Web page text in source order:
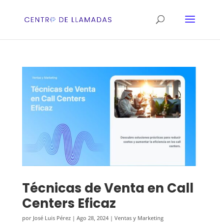
Técnicas de Venta en Call
Centers Eficaz
por José Luis Pérez| Ago 28, 2024| Ventas y Marketing